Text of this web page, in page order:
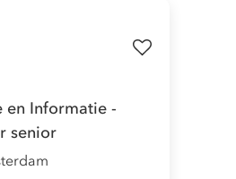
en Informatie -
senior